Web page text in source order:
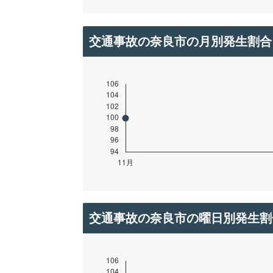
交通事故の奈良市の月別発生割合
交通事故の奈良市の曜日別発生